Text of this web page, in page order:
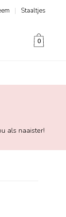
Staaltjes
|
0
als naaister!